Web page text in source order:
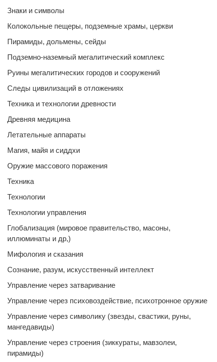
Знаки и символы
Колокольные пещеры, подземные храмы, церкви
Пирамиды, дольмены, сейды
Подземно-наземный мегалитический комплекс
Руины мегалитических городов и сооружений
Следы цивилизаций в отложениях
Техника и технологии древности
Древняя медицина
Летательные аппараты
Магия, майя и сиддхи
Оружие массового поражения
Техника
Технологии
Технологии управления
Глобализация (мировое правительство, масоны,
иллюминаты и др,)
Мифология и сказания
Сознание, разум, искусственный интеллект
Управление через затваривание
Управление через психовоздействие, психотронное оружие
Управление через символику (звезды, свастики, руны,
мангедавиды)
Управление через строения (зиккураты, мавзолеи,
пирамиды)